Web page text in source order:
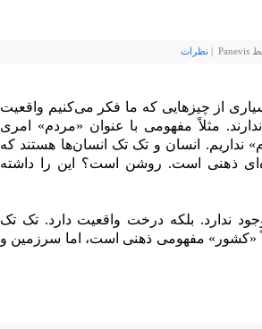
نظرات
از چیزهایی که ما فکر می‌کنیم واقعیت
مثلاً مفهومی با عنوان «مردم» امری
انسان و تک تک انسان‌ها هستند که
ذهنی است. روشن است؟ این را داشته
ندارد. بلکه درخت واقعیت دارد. تک تک
«کشور» مفهومی ذهنی است، اما سرزمین و